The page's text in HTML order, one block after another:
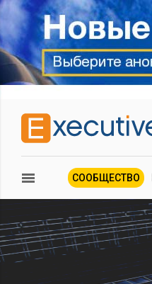
СООБЩЕСТВО